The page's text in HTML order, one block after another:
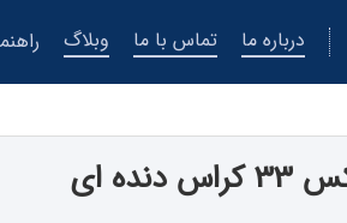
درباره ما تماس با ما وبلاگ
ای